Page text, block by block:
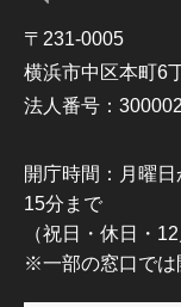
〒231-0005
横浜市中区本町6
法人番号：
開庁時間：月曜
15分まで
（祝日・休日・
※一部の窓口では